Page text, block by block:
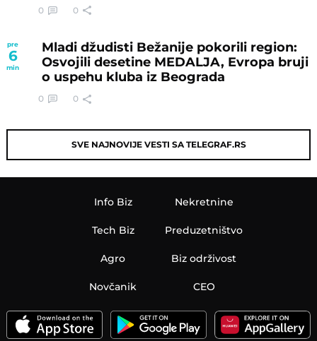
0 0
pre
6
min
Mladi džudisti Bežanije pokorili region:
Osvojili desetine MEDALJA, Evropa bruji
o uspehu kluba iz Beograda
0 0
SVE NAJNOVIJE VESTI SA TELEGRAF.RS
Info Biz
Tech Biz
Agro
Nekretnine
Preduzetništvo
Biz održivost
Novčanik CEO